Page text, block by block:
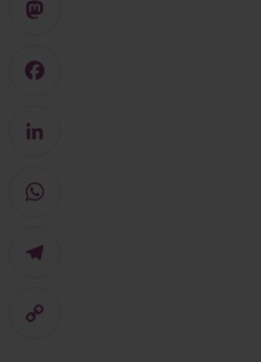
Mastodon
Facebook
LinkedIn
WhatsApp
Telegram